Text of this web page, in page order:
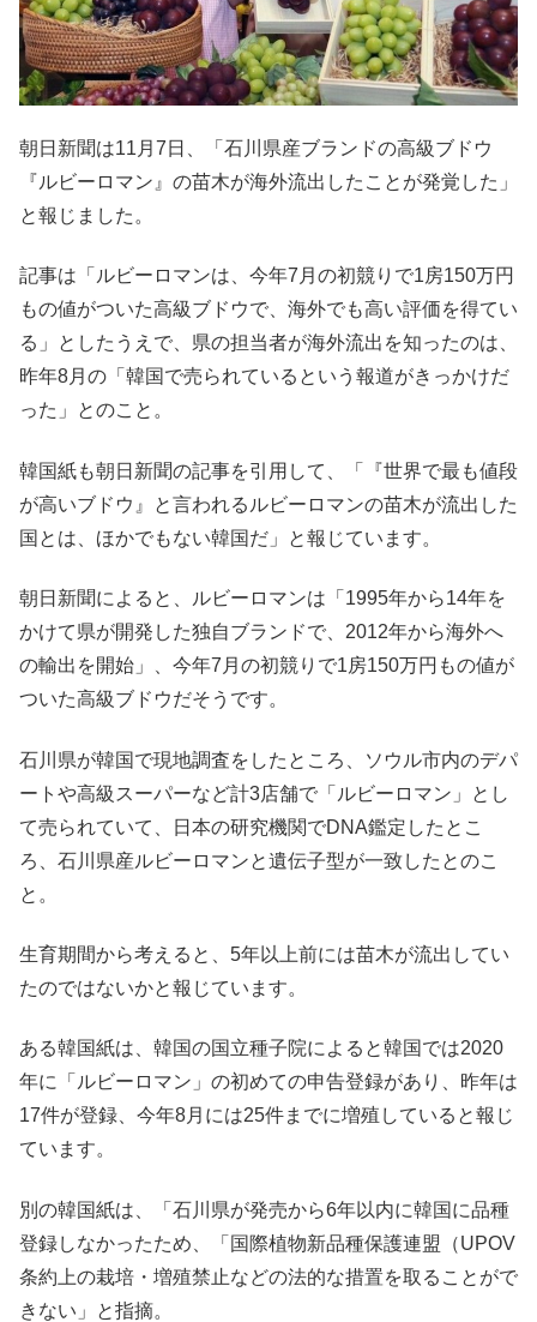
朝日新聞は11月7日、「石川県産ブランドの高級ブドウ
『ルビーロマン』の苗木が海外流出したことが発覚した」
と報じました。
記事は「ルビーロマンは、今年7月の初競りで1房150万円
もの値がついた高級ブドウで、海外でも高い評価を得てい
る」としたうえで、県の担当者が海外流出を知ったのは、
昨年8月の「韓国で売られているという報道がきっかけだ
った」とのこと。
韓国紙も朝日新聞の記事を引用して、「『世界で最も値段
が高いブドウ』と言われるルビーロマンの苗木が流出した
国とは、ほかでもない韓国だ」と報じています。
朝日新聞によると、ルビーロマンは「1995年から14年を
かけて県が開発した独自ブランドで、2012年から海外へ
の輸出を開始」、今年7月の初競りで1房150万円もの値が
ついた高級ブドウだそうです。
石川県が韓国で現地調査をしたところ、ソウル市内のデパ
ートや高級スーパーなど計3店舗で「ルビーロマン」とし
て売られていて、日本の研究機関でDNA鑑定したとこ
ろ、石川県産ルビーロマンと遺伝子型が一致したとのこ
と。
生育期間から考えると、5年以上前には苗木が流出してい
たのではないかと報じています。
ある韓国紙は、韓国の国立種子院によると韓国では2020
年に「ルビーロマン」の初めての申告登録があり、昨年は
17件が登録、今年8月には25件までに増殖していると報じ
ています。
別の韓国紙は、「石川県が発売から6年以内に韓国に品種
登録しなかったため、「国際植物新品種保護連盟（UPOV
条約上の栽培・増殖禁止などの法的な措置を取ることがで
きない」と指摘。